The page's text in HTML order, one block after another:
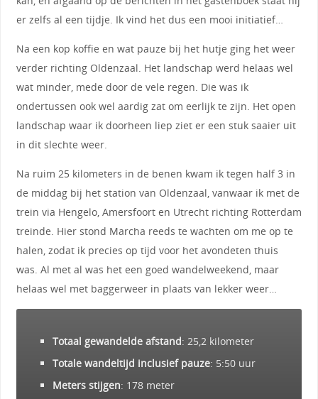
er zelfs al een tijdje. Ik vind het dus een mooi initiatief…
Na een kop koffie en wat pauze bij het hutje ging het weer
verder richting Oldenzaal. Het landschap werd helaas wel
wat minder, mede door de vele regen. Die was ik
ondertussen ook wel aardig zat om eerlijk te zijn. Het open
landschap waar ik doorheen liep ziet er een stuk saaier uit
in dit slechte weer.
Na ruim 25 kilometers in de benen kwam ik tegen half 3 in
de middag bij het station van Oldenzaal, vanwaar ik met de
trein via Hengelo, Amersfoort en Utrecht richting Rotterdam
treinde. Hier stond Marcha reeds te wachten om me op te
halen, zodat ik precies op tijd voor het avondeten thuis
was. Al met al was het een goed wandelweekend, maar
helaas wel met baggerweer in plaats van lekker weer…
Totaal gewandelde afstand: 25,2 kilometer
Totale wandeltijd inclusief pauze: 5:50 uur
Meters stijgen: 178 meter